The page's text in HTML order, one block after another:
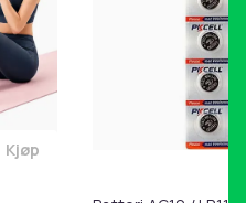
Legg Magetrener, 6-rørs
Kjøp